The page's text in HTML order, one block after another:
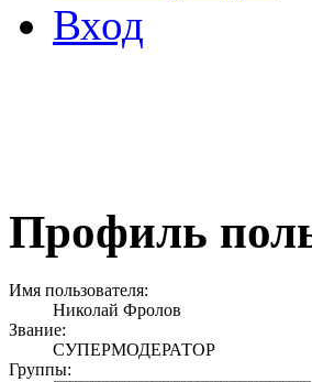
Вход
Профиль
Имя пользователя:
Николай Фролов
Звание:
СУПЕРМОДЕРАТОР
Группы: